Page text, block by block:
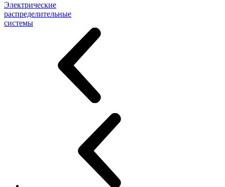
Электрические
распределительные
системы